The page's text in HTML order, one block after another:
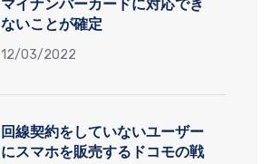
マイナンバーカードに対応でき
ないことが確定
12/03/2022
回線契約をしていないユーザー
にスマホを販売するドコモの戦